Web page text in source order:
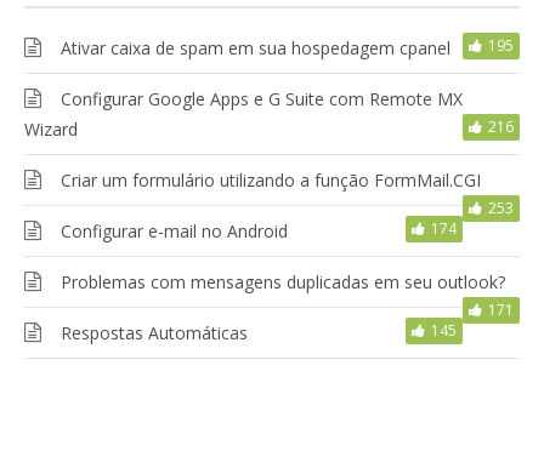
Ativar caixa de spam em sua hospedagem cpanel 195
Configurar Google Apps e G Suite com Remote MX
Wizard
216
Criar um formulário utilizando a função FormMail.CGI
253
Configurar e-mail no Android 174
Problemas com mensagens duplicadas em seu outlook?
171
Respostas Automáticas 145